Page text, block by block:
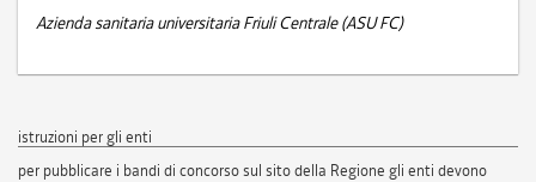
Azienda sanitaria universitaria Friuli Centrale (ASU FC)
istruzioni per gli enti
per pubblicare i bandi di concorso sul sito della Regione gli enti devono